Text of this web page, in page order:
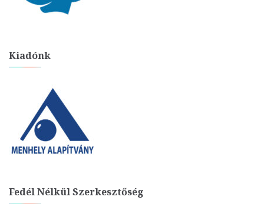
Kiadónk
Fedél Nélkül Szerkesztőség